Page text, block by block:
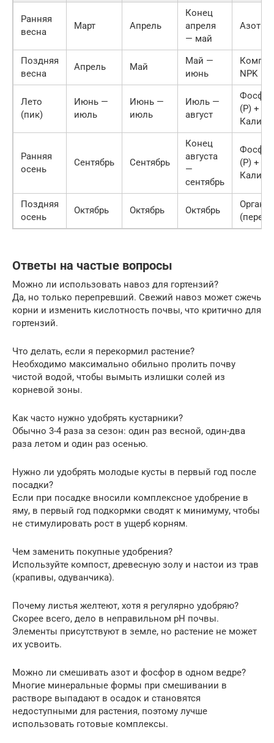
Ранняя
весна
Март Апрель
Конец
апреля
— май
Азот
Поздняя
весна
Апрель Май
Май —
июнь
NPK
Лето
(пик)
Июнь —
июль
Июнь —
июль
Июль —
август
Фосфор
(P) +
Калий
Ранняя
осень
Сентябрь Сентябрь
Конец
августа
—
сентябрь
Фосфор
(P) +
Калий
Поздняя
осень
Октябрь Октябрь Октябрь
Ответы на частые вопросы
Можно ли использовать навоз для гортензий?
Да, но только перепревший. Свежий навоз может сжечь
корни и изменить кислотность почвы, что критично для
гортензий.
Что делать, если я перекормил растение?
Необходимо максимально обильно пролить почву
чистой водой, чтобы вымыть излишки солей из
корневой зоны.
Как часто нужно удобрять кустарники?
Обычно 3-4 раза за сезон: один раз весной, один-два
раза летом и один раз осенью.
Нужно ли удобрять молодые кусты в первый год после
посадки?
Если при посадке вносили комплексное удобрение в
яму, в первый год подкормки сводят к минимуму, чтобы
не стимулировать рост в ущерб корням.
Чем заменить покупные удобрения?
Используйте компост, древесную золу и настои из трав
(крапивы, одуванчика).
Почему листья желтеют, хотя я регулярно удобряю?
Скорее всего, дело в неправильном pH почвы.
Элементы присутствуют в земле, но растение не может
их усвоить.
Можно ли смешивать азот и фосфор в одном ведре?
Многие минеральные формы при смешивании в
растворе выпадают в осадок и становятся
недоступными для растения, поэтому лучше
использовать готовые комплексы.